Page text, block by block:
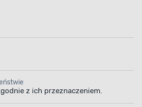
z ich przeznaczeniem.